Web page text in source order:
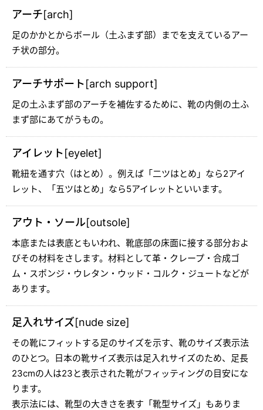
アーチ[arch]
足のかかとからボール（土ふまず部）までを支えているアー
チ状の部分。
アーチサポート[arch support]
足の土ふまず部のアーチを補佐するために、靴の内側の土ふ
まず部にあてがうもの。
アイレット[eyelet]
靴紐を通す穴（はとめ）。例えば「二ツはとめ」なら2アイ
レット、「五ツはとめ」なら5アイレットといいます。
アウト・ソール[outsole]
本底または表底ともいわれ、靴底部の床面に接する部分およ
びその材料をさします。材料として革・クレープ・合成ゴ
ム・スポンジ・ウレタン・ウッド・コルク・ジュートなどが
あります。
足入れサイズ[nude size]
その靴にフィットする足のサイズを示す、靴のサイズ表示法
のひとつ。日本の靴サイズ表示は足入れサイズのため、足長
23cmの人は23と表示された靴がフィッティングの目安にな
ります。
表示法には、靴型の大きさを表す「靴型サイズ」もありま